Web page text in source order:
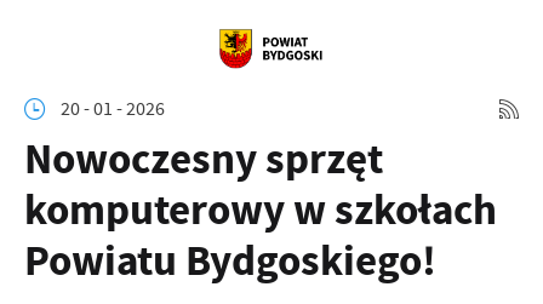
20 - 01 - 2026
Nowoczesny sprzęt
komputerowy w szkołach
Powiatu Bydgoskiego!